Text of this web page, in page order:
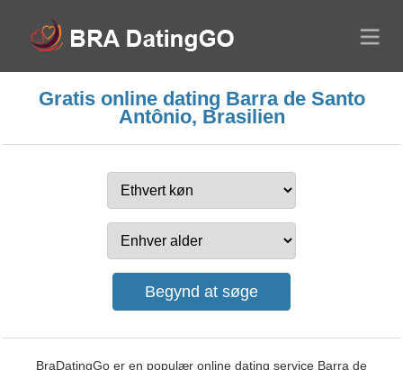
Gratis online dating Barra de Santo
Antônio, Brasilien
BraDatingGo er en populær online dating service Barra de